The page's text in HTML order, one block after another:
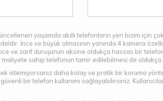
yaşamda akıllı telefonların yeri bizim için
İnce ve büyük olmasının yanında 4 kamera
ve zarif duruşunun aksine oldukça hassas bir
sahip telefonun tamir edilebilmesi de oldukça
istemiyorsanız daha kolay ve pratik bir koruma
bir telefon kullanımı sağlayabilirsiniz.